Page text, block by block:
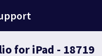
for iPad - 18719